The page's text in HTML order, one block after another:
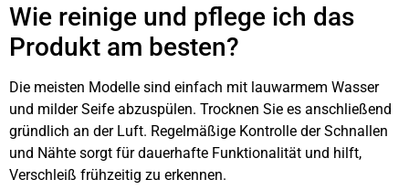
Wie reinige und pflege ich das
Produkt am besten?
Die meisten Modelle sind einfach mit lauwarmem Wasser
und milder Seife abzuspülen. Trocknen Sie es anschließend
gründlich an der Luft. Regelmäßige Kontrolle der Schnallen
und Nähte sorgt für dauerhafte Funktionalität und hilft,
Verschleiß frühzeitig zu erkennen.